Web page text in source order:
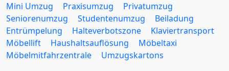
Mini Umzug
Praxisumzug
Privatumzug
Seniorenumzug
Studentenumzug
Beiladung
Entrümpelung
Halteverbotszone
Klaviertransport
Möbellift
Haushaltsauflösung
Möbeltaxi
Möbelmitfahrzentrale
Umzugskartons